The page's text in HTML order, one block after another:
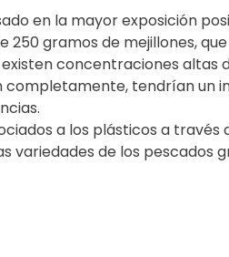
en la mayor exposición
250 gramos de mejillones,
concentraciones altas
completamente, tendrían un
a los plásticos a través
variedades de los pescados